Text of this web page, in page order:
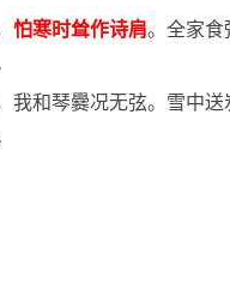
怕寒时耸作诗肩。全家食
我和琴爨况无弦。雪中送